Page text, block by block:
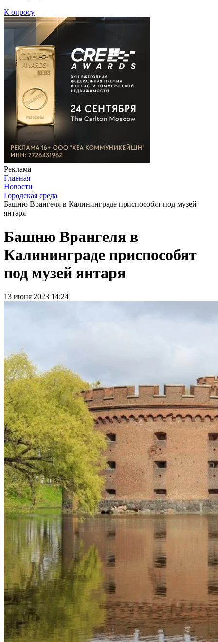
К опросу
Реклама
Главная
Новости
Городская среда
Башню Врангеля в Калининграде приспособят под музей
янтаря
Башню Врангеля в
Калининграде приспособят
под музей янтаря
13 июня 2023 14:24